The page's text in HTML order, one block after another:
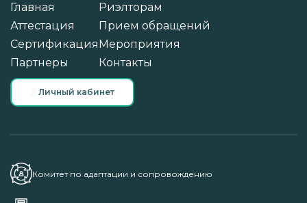
Главная
Аттестация
Сертификация
Партнеры
Риэлторам
Прием обращений
Мероприятия
Контакты
Личный кабинет
Комитет по адаптации и сопровождению